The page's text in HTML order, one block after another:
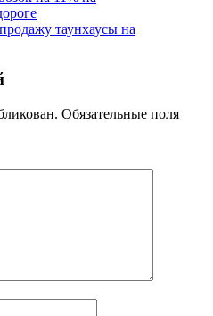
таунхаусы на
Обязательные поля